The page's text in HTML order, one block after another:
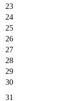
23
24
25
26
27
28
29
30
31